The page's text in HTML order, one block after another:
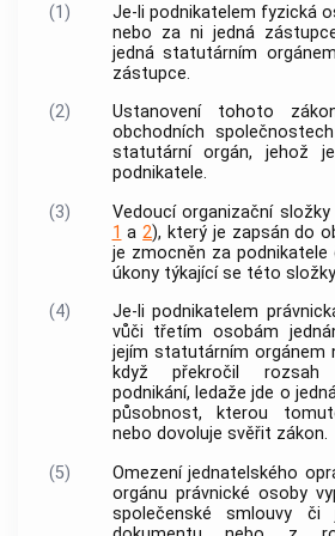
(1)
Je-li podnikatelem fyzická
nebo za ni jedná
jedná statutárním
zástupce.
(2)
Ustanovení tohoto
obchodních společnostech
statutární orgán, jehož
podnikatele.
(3)
Vedoucí organizační
1 a2), který je zapsán do
je zmocněn za podnikatele
úkony týkající se této
(4)
Je-li podnikatelem
vůči třetím osobám
jejím statutárním orgánem
když překročil rozsah
podnikání, ledaže jde o
působnost, kterou
nebo dovoluje svěřit zákon.
(5)
Omezení jednatelského
orgánu právnické osoby
společenské smlouvy či